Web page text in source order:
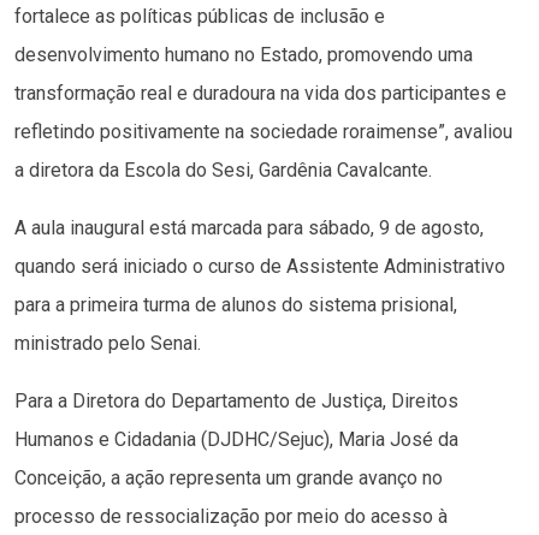
fortalece as políticas públicas de inclusão e
desenvolvimento humano no Estado, promovendo uma
transformação real e duradoura na vida dos participantes e
refletindo positivamente na sociedade roraimense”, avaliou
a diretora da Escola do Sesi, Gardênia Cavalcante.
A aula inaugural está marcada para sábado, 9 de agosto,
quando será iniciado o curso de Assistente Administrativo
para a primeira turma de alunos do sistema prisional,
ministrado pelo Senai.
Para a Diretora do Departamento de Justiça, Direitos
Humanos e Cidadania (DJDHC/Sejuc), Maria José da
Conceição, a ação representa um grande avanço no
processo de ressocialização por meio do acesso à